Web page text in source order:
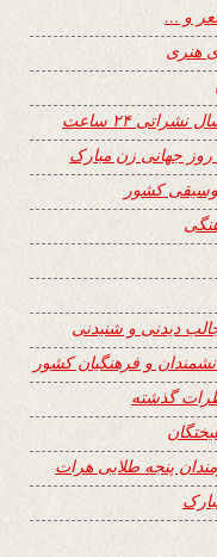
و …
هنری
۲۴ ساعت
جهانی زن مبارک
کشور
دیدنی و شنیدنی
و فرهنگیان کشور
گذشته
پنجه طلایی هرات